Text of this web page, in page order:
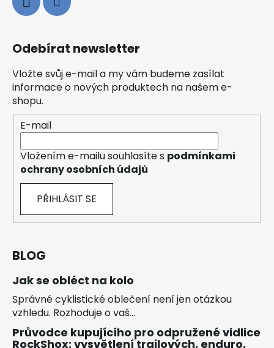
Odebírat newsletter
Vložte svůj e-mail a my vám budeme zasílat
informace o nových produktech na našem e-
shopu.
E-mail
Vložením e-mailu souhlasíte s podmínkami
ochrany osobních údajů
PŘIHLÁSIT SE
BLOG
Jak se obléct na kolo
Správné cyklistické oblečení není jen otázkou
vzhledu. Rozhoduje o vaš...
Průvodce kupujícího pro odpružené vidlice
RockShox: vysvětlení trailových, enduro,